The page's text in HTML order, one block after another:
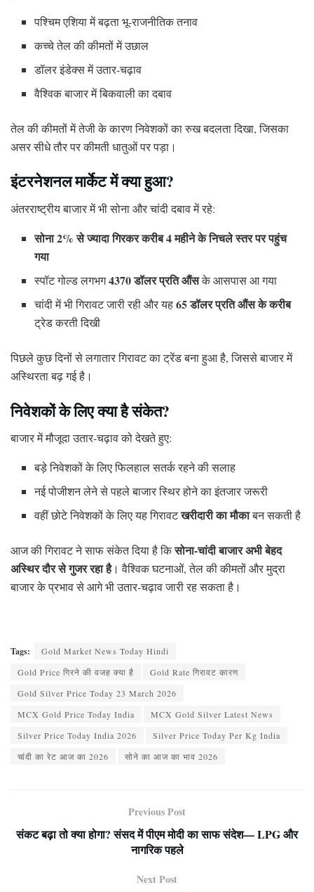
पश्चिम एशिया में बढ़ता भू-राजनीतिक तनाव
कच्चे तेल की कीमतों में उछाल
डॉलर इंडेक्स में उतार-चढ़ाव
वैश्विक बाजार में बिकवाली का दबाव
तेल की कीमतों में तेजी के कारण निवेशकों का रुख बदलता दिखा, जिसका
असर सीधे तौर पर कीमती धातुओं पर पड़ा।
इंटरनेशनल मार्केट में क्या हुआ?
अंतरराष्ट्रीय बाजार में भी सोना और चांदी दबाव में रहे:
सोना 2% से ज्यादा गिरकर करीब 4 महीने के निचले स्तर पर पहुंच
गया
स्पॉट गोल्ड लगभग4370 डॉलर प्रति औंसके आसपास आ गया
चांदी में भी गिरावट जारी रही और यह65 डॉलर प्रति औंस के करीब
ट्रेड करती दिखी
पिछले कुछ दिनों से लगातार गिरावट का ट्रेंड बना हुआ है, जिससे बाजार में
अस्थिरता बढ़ गई है।
निवेशकों के लिए क्या है संकेत?
बाजार में मौजूदा उतार-चढ़ाव को देखते हुए:
बड़े निवेशकों के लिए फिलहाल सतर्क रहने की सलाह
नई पोजीशन लेने से पहले बाजार स्थिर होने का इंतजार जरूरी
वहीं छोटे निवेशकों के लिए यह गिरावटखरीदारी का मौकाबन सकती है
आज की गिरावट ने साफ संकेत दिया है किसोना-चांदी बाजार अभी बेहद
अस्थिर दौर से गुजर रहा है। वैश्विक घटनाओं, तेल की कीमतों और मुद्रा
बाजार के प्रभाव से आगे भी उतार-चढ़ाव जारी रह सकता है।
Tags:
Gold Market News Today Hindi
Gold Price गिरने की वजह क्या है
Gold Rate गिरावट कारण
Gold Silver Price Today 23 March 2026
MCX Gold Price Today India
MCX Gold Silver Latest News
Silver Price Today India 2026
Silver Price Today Per Kg India
चांदी का रेट आज का 2026
सोने का आज का भाव 2026
Previous Post
संकट बढ़ा तो क्या होगा? संसद में पीएम मोदी का साफ संदेश— LPG और
नागरिक पहले
Next Post